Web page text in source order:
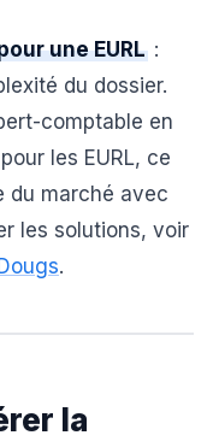
une EURL :
du dossier.
comptable en
les EURL, ce
du marché avec
les solutions, voir
.
la